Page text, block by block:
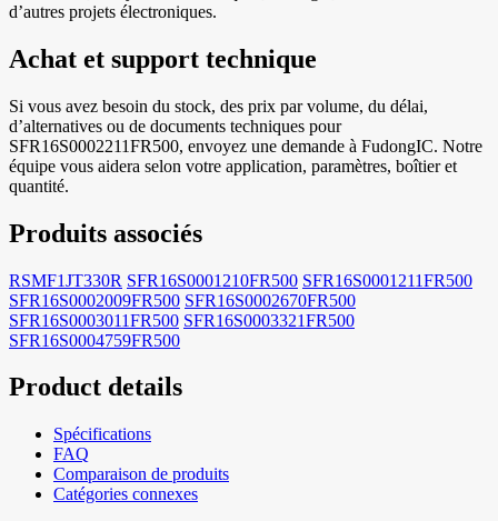
d’autres projets électroniques.
Achat et support technique
Si vous avez besoin du stock, des prix par volume, du délai,
d’alternatives ou de documents techniques pour
SFR16S0002211FR500, envoyez une demande à FudongIC. Notre
équipe vous aidera selon votre application, paramètres, boîtier et
quantité.
Produits associés
RSMF1JT330R SFR16S0001210FR500 SFR16S0001211FR500
SFR16S0002009FR500 SFR16S0002670FR500
SFR16S0003011FR500 SFR16S0003321FR500
SFR16S0004759FR500
Product details
Spécifications
FAQ
Comparaison de produits
Catégories connexes